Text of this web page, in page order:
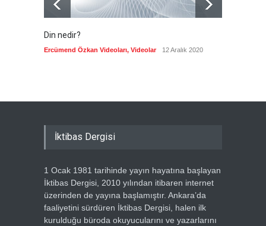
Din nedir?
Ercümend Özkan Videoları, Videolar 12 Aralık 2020
İktibas Dergisi
1 Ocak 1981 tarihinde yayın hayatına başlayan
İktibas Dergisi, 2010 yılından itibaren internet
üzerinden de yayına başlamıştır. Ankara’da
faaliyetini sürdüren İktibas Dergisi, halen ilk
kurulduğu büroda okuyucularını ve yazarlarını